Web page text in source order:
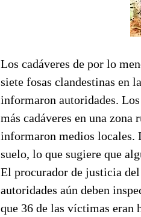
Los cadáveres de por lo
siete fosas clandestinas en
informaron autoridades.
más cadáveres en una
informaron medios locales.
suelo, lo que sugiere que
El procurador de justicia
autoridades aún deben
que 36 de las víctimas eran